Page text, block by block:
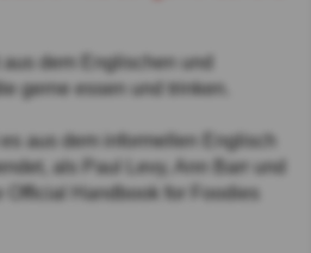
dem Englischen und
gerne essen und trinken.
aus dem informellen Englisch
als Paul Levy, Ann Barr und
Official Handbook for Foodies